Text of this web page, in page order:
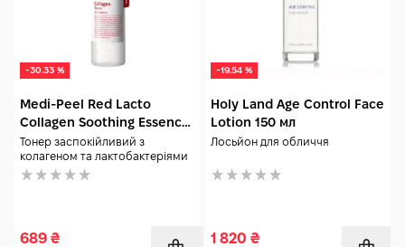
-30.33 %
Medi-Peel Red Lacto
Collagen Soothing Essence
Toner 200 мл
Тонер заспокійливий з
колагеном та лактобактеріями
689 ₴
-19.54 %
Holy Land Age Control Face
Lotion 150 мл
Лосьйон для обличчя
1 820 ₴